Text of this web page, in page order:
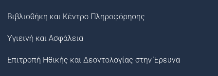
Βιβλιοθήκη και Κέντρο Πληροφόρησης
Υγιεινή και Ασφάλεια
Επιτροπή Ηθικής και Δεοντολογίας στην Έρευνα